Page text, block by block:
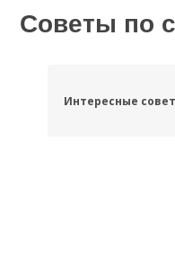
Советы по
Интересные